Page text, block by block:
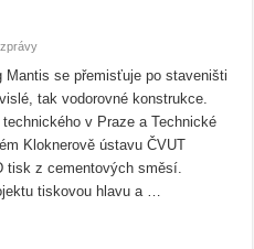
se přemisťuje po staveništi
tak vodorovné konstrukce.
v Praze a Technické
Kloknerově ústavu ČVUT
tisk z cementových směsí.
tiskovou hlavu a …